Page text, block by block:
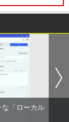
スコンピュータ
/ Windows11/
1065G7/ 8G
カメラ/ LTE/
【中古ノ
中古PC】税
日発送
スクトップパソ
第12世代 Cor
SSD 25
32GB Window
編集 在宅ワー
トップPC ビジ
業 デスクワー
ル FHDノング
な「ローカル